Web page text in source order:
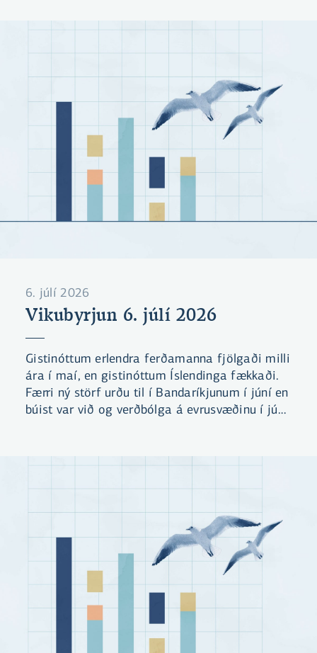
forsenduákvæði kjarasamninga í næsta
6. júlí 2026
Vikubyrjun 6. júlí 2026
Gistinóttum erlendra ferðamanna fjölgaði milli
ára í maí, en gistinóttum Íslendinga fækkaði.
Færri ný störf urðu til í Bandaríkjunum í júní en
búist var við og verðbólga á evrusvæðinu í júní